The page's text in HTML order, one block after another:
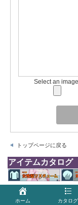
Select an
トップページに戻る
アイテムカタログ
女性型コス一覧
(T2)
女
ホーム カタログ